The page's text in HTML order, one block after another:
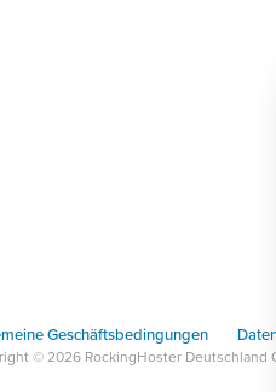
Geschäftsbedingungen
© 2026 RockingHoster Deutschland